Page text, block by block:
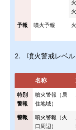
予報 噴火予報
2. 噴火警戒レベル
名称
特別
警報
噴火警報（居
住地域）
警報
噴火警報（火
口周辺）